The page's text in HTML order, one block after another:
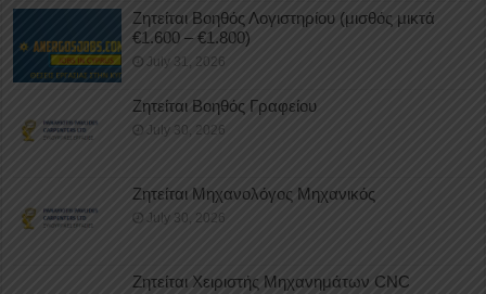
Ζητείται Βοηθός Λογιστηρίου (μισθός μικτά
€1.600 – €1.800)
July 31, 2026
Ζητείται Βοηθός Γραφείου
July 30, 2026
Ζητείται Μηχανολόγος Μηχανικός
July 30, 2026
Ζητείται Χειριστής Μηχανημάτων CNC